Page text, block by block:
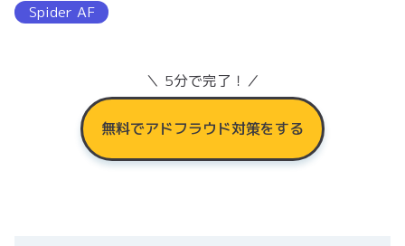
Spider AF
＼ 5分で完了！／
無料でアドフラウド対策をする